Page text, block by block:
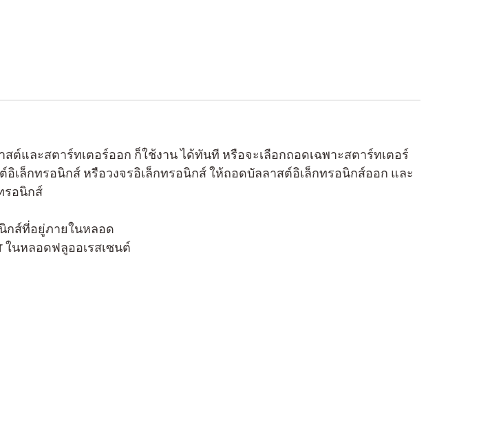
สต์และสตาร์ทเตอร์ออก ก็ใช้งาน ได้ทันที หรือจะเลือกถอดเฉพาะสตาร์ทเตอร์
อิเล็กทรอนิกส์ หรือวงจรอิเล็กทรอนิกส์ ให้ถอดบัลลาสต์อิเล็กทรอนิกส์ออก และ
รอนิกส์
กส์ที่อยู่ภายในหลอด
ในหลอดฟลูออเรสเซนต์